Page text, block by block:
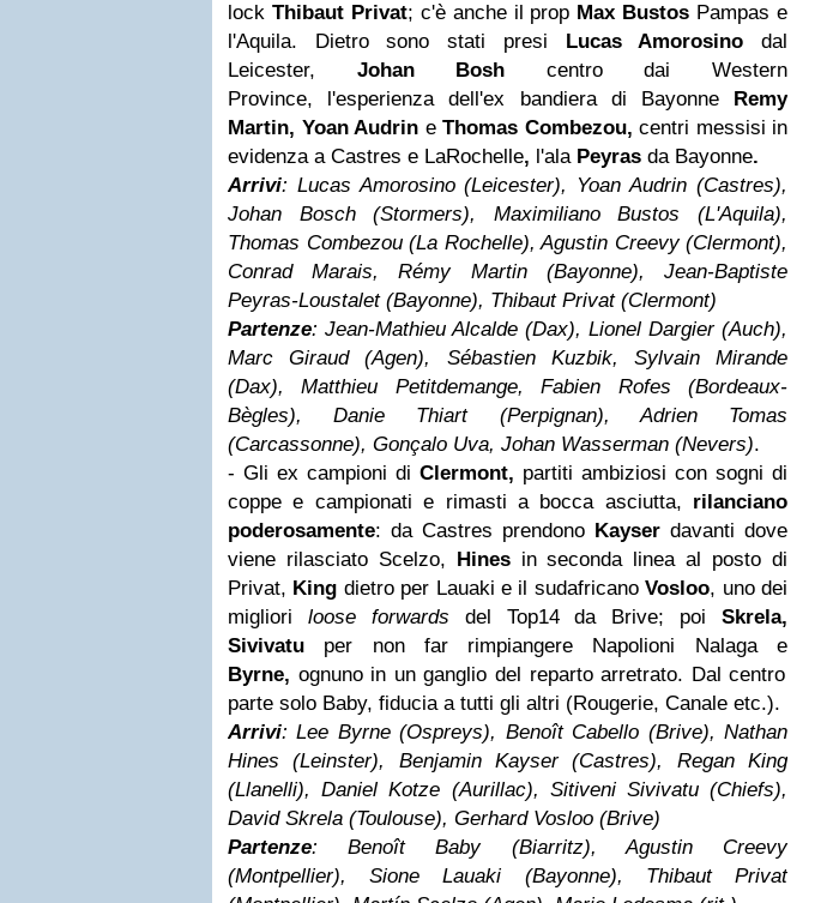
lock Thibaut Privat; c'è anche il prop Max Bustos Pampas e
l'Aquila. Dietro sono stati presi Lucas Amorosinodal
Leicester, Johan Bosh centro dai Western
Province, l'esperienza dell'ex bandiera di BayonneRemy
Martin, Yoan Audrin e Thomas Combezou, centri messisi in
evidenza a Castres e LaRochelle, l'alaPeyras da Bayonne.
Arrivi: Lucas Amorosino (Leicester), Yoan Audrin (Castres),
Johan Bosch (Stormers), Maximiliano Bustos (L'Aquila),
Thomas Combezou (La Rochelle), Agustin Creevy (Clermont),
Conrad Marais, Rémy Martin (Bayonne), Jean-Baptiste
Peyras-Loustalet (Bayonne), Thibaut Privat (Clermont)
Partenze: Jean-Mathieu Alcalde (Dax), Lionel Dargier (Auch),
Marc Giraud (Agen), Sébastien Kuzbik, Sylvain Mirande
(Dax), Matthieu Petitdemange, Fabien Rofes (Bordeaux-
Bègles), Danie Thiart (Perpignan), Adrien Tomas
(Carcassonne), Gonçalo Uva, Johan Wasserman (Nevers).
- Gli ex campioni di Clermont, partiti ambiziosi con sogni di
coppe e campionati e rimasti a bocca asciutta, rilanciano
poderosamente: da Castres prendono Kayser davanti dove
viene rilasciato Scelzo, Hinesin seconda linea al posto di
Privat, King dietro per Lauaki e il sudafricanoVosloo, uno dei
migliori loose forwards del Top14 da Brive; poi Skrela,
Sivivatu per non far rimpiangere Napolioni Nalaga
e
Byrne, ognuno in un ganglio del reparto arretrato. Dal centro
parte solo Baby, fiducia a tutti gli altri (Rougerie, Canale etc.).
Arrivi: Lee Byrne (Ospreys), Benoît Cabello (Brive), Nathan
Hines (Leinster), Benjamin Kayser (Castres), Regan King
(Llanelli), Daniel Kotze (Aurillac), Sitiveni Sivivatu (Chiefs),
David Skrela (Toulouse), Gerhard Vosloo (Brive)
Partenze: Benoît Baby (Biarritz), Agustin Creevy
(Montpellier), Sione Lauaki (Bayonne), Thibaut Privat